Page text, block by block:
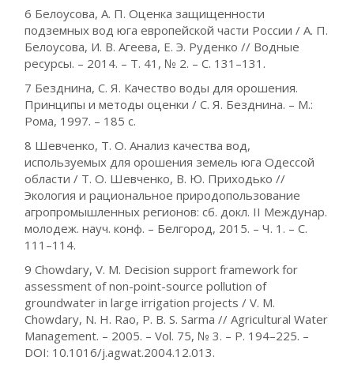
6 Белоусова, А. П. Оценка защищенности
подземных вод юга европейской части России / А. П.
Белоусова, И. В. Агеева, Е. Э. Руденко // Водные
ресурсы. – 2014. – Т. 41, № 2. – С. 131–131.
7 Безднина, С. Я. Качество воды для орошения.
Принципы и методы оценки / С. Я. Безднина. – М.:
Рома, 1997. – 185 с.
8 Шевченко, Т. О. Анализ качества вод,
используемых для орошения земель юга Одессой
области / Т. О. Шевченко, В. Ю. Приходько //
Экология и рациональное природопользование
агропромышленных регионов: сб. докл. ІІ Междунар.
молодеж. науч. конф. – Белгород, 2015. – Ч. 1. – С.
111–114.
9 Chowdary, V. M. Decision support framework for
assessment of non-point-source pollution of
groundwater in large irrigation projects / V. M.
Chowdary, N. H. Rao, P. B. S. Sarma // Agricultural Water
Management. – 2005. – Vol. 75, № 3. – P. 194–225. –
DOI: 10.1016/j.agwat.2004.12.013.